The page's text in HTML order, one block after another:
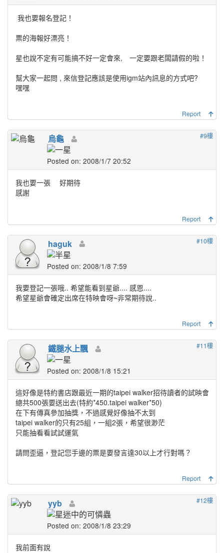
我也要報名登記！
票的海報好漂亮！
星也說不定有可能搞不好一定會來, 一定要跟老闆請假的啦！
幫大家一起問 , 來信登記應該是使用igm站內訊息的方式吧?
嘿嘿
Report
#9樓
烏龜
Posted on: 2008/1/7 20:52
我也要一張
好期待
感謝
Report
#10樓
haguk
Posted on: 2008/1/8 7:59
我要登記一張哦.. 希望能看到星爺.... 感恩....
希望星爺會確定出席在特映會呀~非常期待說..
Report
#11樓
鐵腿水上飄
Posted on: 2008/1/8 15:21
這好像是特約書店跟最近一期的taipei walker招待讀者的試映會
總共500張要送出去(特約*450.taipei walker*50)
在下有傳真參加抽獎，不過感覺好像抽不太到
taipei walker的只有25組，一組2張，希望很渺茫
只能抽看看試試運氣
請問歪逼，登記您手邊的票是要發言達30以上才行對嗎？
Report
#12樓
yyb
Posted on: 2008/1/8 23:29
我前面有說